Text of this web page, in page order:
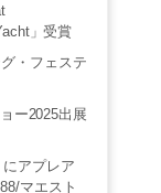
」受賞
・フェステ
ー2025出展
にアプレア
マエスト